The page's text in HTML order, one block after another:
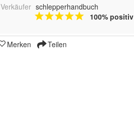
Verkäufer schlepperhandbuch
100% positiv
Merken Teilen